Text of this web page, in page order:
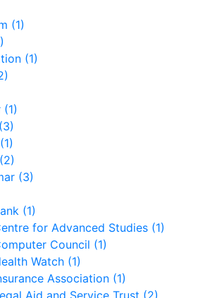
(1)
(1)
(1)
(3)
(1)
for Advanced Studies (1)
Council (1)
Watch (1)
Association (1)
Aid and Service Trust (2)